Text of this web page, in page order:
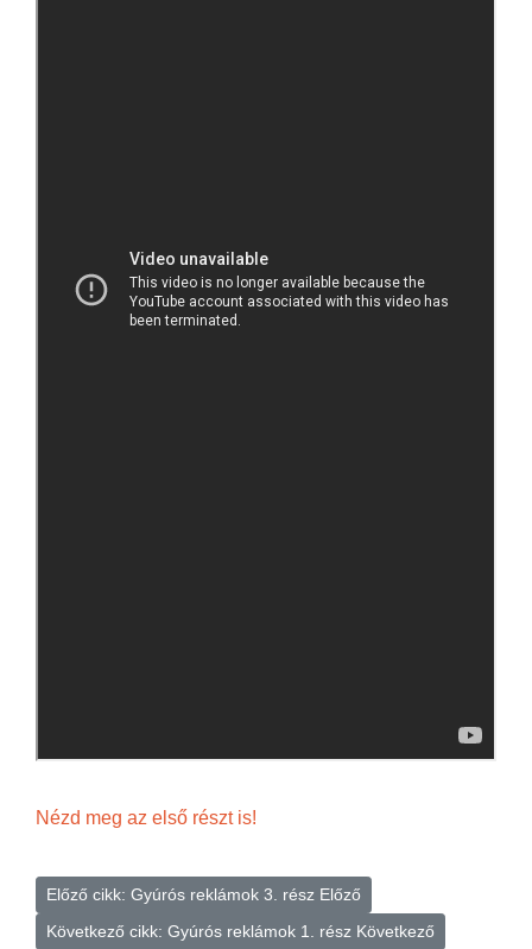
Nézd meg az első részt is!
Előző cikk: Gyúrós reklámok 3. rész Előző
Következő cikk: Gyúrós reklámok 1. rész Következő